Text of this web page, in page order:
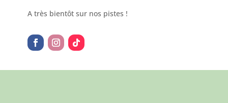
A très bientôt sur nos pistes !